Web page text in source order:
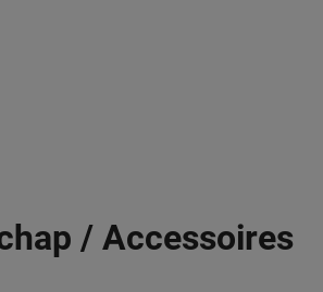
/ Accessoires